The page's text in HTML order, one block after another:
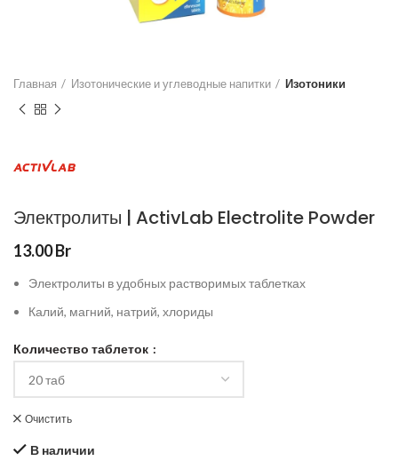
Главная Изотонические и углеводные напитки Изотоники
Электролиты | ActivLab Electrolite Powder
13.00Br
Электролиты в удобных растворимых таблетках
Калий, магний, натрий, хлориды
Количество таблеток
Очистить
В наличии